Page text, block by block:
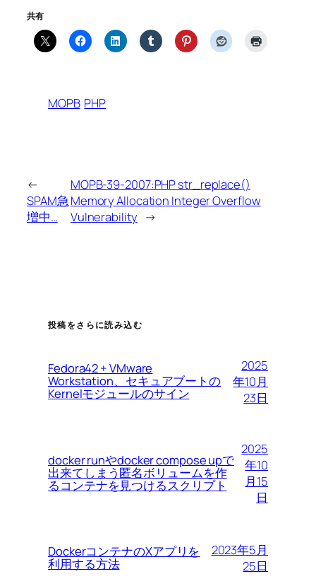
共有
MOPB PHP
←
SPAM急
増中…
MOPB-39-2007:PHP str_replace()
Memory Allocation Integer Overflow
Vulnerability →
投稿をさらに読み込む
Fedora42 + VMware
Workstation、セキュアブートの
Kernelモジュールのサイン
2025
年10月
23日
docker runやdocker compose upで
出来てしまう匿名ボリュームを作
るコンテナを見つけるスクリプト
2025
年10
月15
日
DockerコンテナのXアプリを
利用する方法
2023年5月
25日